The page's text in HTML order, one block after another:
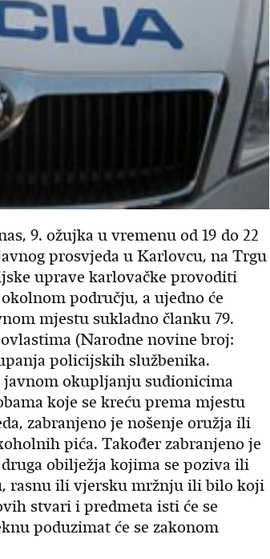
9. ožujka u vremenu od 19 do 22
prosvjeda u Karlovcu, na Trgu
uprave karlovačke provoditi
području, a ujedno će
mjestu sukladno članku 79.
(Narodne novine broj:
policijskih službenika.
javnom okupljanju sudionicima
koje se kreću prema mjestu
zabranjeno je nošenje oružja ili
pića. Također zabranjeno je
obilježja kojima se poziva ili
rasnu ili vjersku mržnju ili bilo koji
stvari i predmeta isti će se
poduzimat će se zakonom